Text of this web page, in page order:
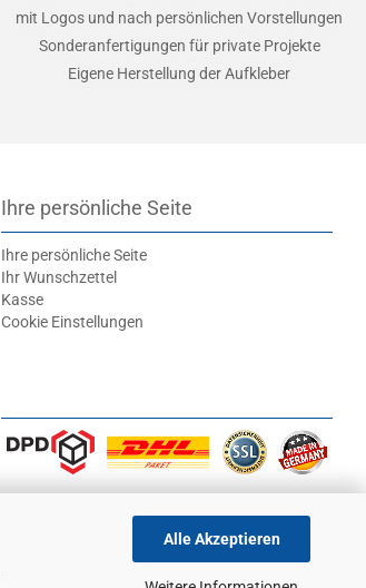
Alle Akzeptieren
mit Logos und nach persönlichen Vorstellungen
Sonderanfertigungen für private Projekte
Eigene Herstellung der Aufkleber
Ihre persönliche Seite
Ihre persönliche Seite
Ihr Wunschzettel
Kasse
Cookie Einstellungen